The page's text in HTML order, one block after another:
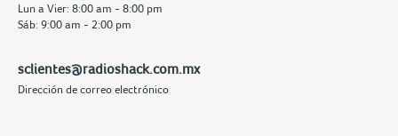
Lun a Vier: 8:00 am - 8:00 pm
Sáb: 9:00 am - 2:00 pm
sclientes@radioshack.com.mx
Dirección de correo electrónico